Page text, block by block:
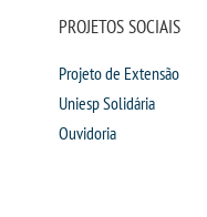
PROJETOS SOCIAIS
Projeto de Extensão
Uniesp Solidária
Ouvidoria